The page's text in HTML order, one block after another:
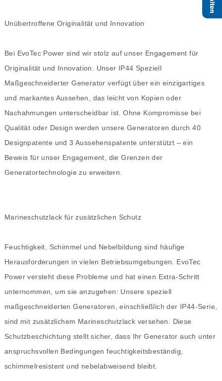
Unübertroffene Originalität und Innovation
Bei EvoTec Power sind wir stolz auf unser Engagement für
Originalität und Innovation. Unser IP44 Speziell
Maßgeschneiderter Generator verfügt über ein einzigartiges
und markantes Aussehen, das leicht von Kopien oder
Nachahmungen unterscheidbar ist. Ohne Kompromisse bei
Qualität oder Design werden unsere Generatoren durch 40
Designpatente und 3 Aussehenspatente unterstützt – ein
Beweis für unser Engagement, die Grenzen der
Generatortechnologie zu erweitern.
Marineschutzlack für zusätzlichen Schutz
Feuchtigkeit, Schimmel und Nebelbildung sind häufige
Herausforderungen in vielen Betriebsumgebungen. EvoTec
Power versteht diese Probleme und hat einen Extra-Schritt
unternommen, um sie anzugehen: Unsere speziell
maßgeschneiderten Generatoren, einschließlich der IP44-Serie,
sind mit zusätzlichem Marineschutzlack versehen. Diese
Schutzbeschichtung stellt sicher, dass Ihr Generator auch unter
anspruchsvollen Bedingungen feuchtigkeitsbeständig,
schimmelresistent und nebelabweisend bleibt.